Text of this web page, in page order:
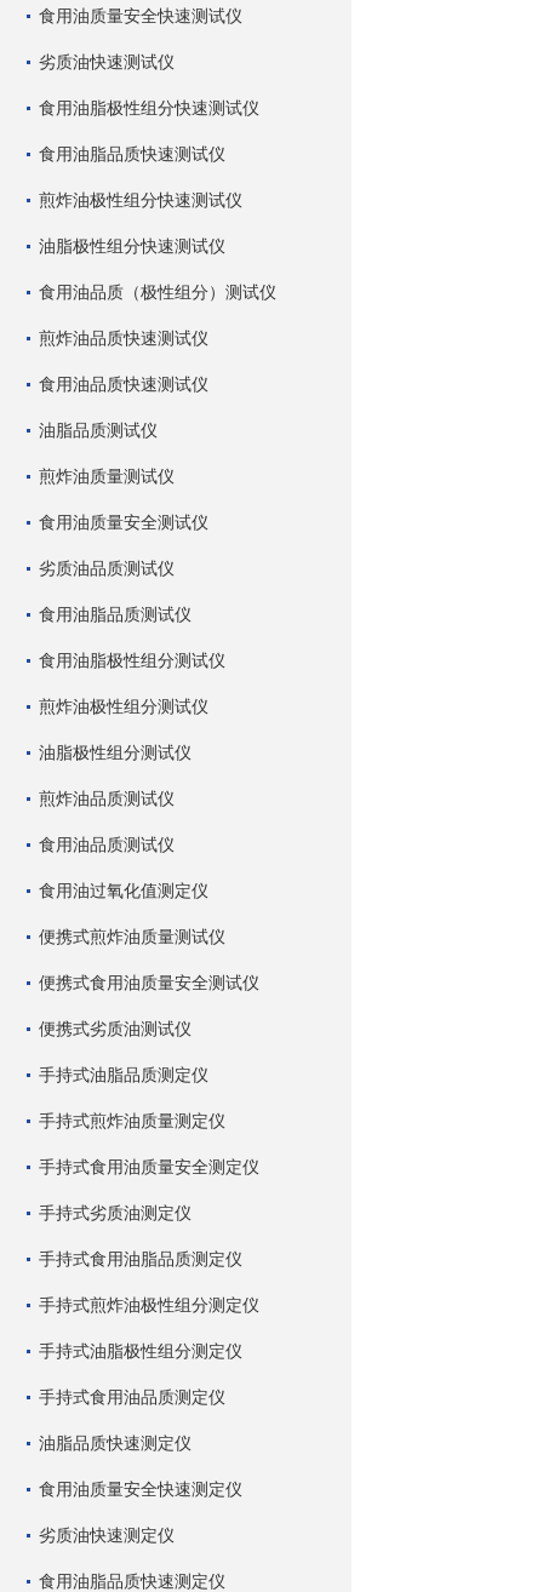
食用油质量安全快速测试仪
劣质油快速测试仪
食用油脂极性组分快速测试仪
食用油脂品质快速测试仪
煎炸油极性组分快速测试仪
油脂极性组分快速测试仪
食用油品质（极性组分）测试仪
煎炸油品质快速测试仪
食用油品质快速测试仪
油脂品质测试仪
煎炸油质量测试仪
食用油质量安全测试仪
劣质油品质测试仪
食用油脂品质测试仪
食用油脂极性组分测试仪
煎炸油极性组分测试仪
油脂极性组分测试仪
煎炸油品质测试仪
食用油品质测试仪
食用油过氧化值测定仪
便携式煎炸油质量测试仪
便携式食用油质量安全测试仪
便携式劣质油测试仪
手持式油脂品质测定仪
手持式煎炸油质量测定仪
手持式食用油质量安全测定仪
手持式劣质油测定仪
手持式食用油脂品质测定仪
手持式煎炸油极性组分测定仪
手持式油脂极性组分测定仪
手持式食用油品质测定仪
油脂品质快速测定仪
食用油质量安全快速测定仪
劣质油快速测定仪
食用油脂品质快速测定仪